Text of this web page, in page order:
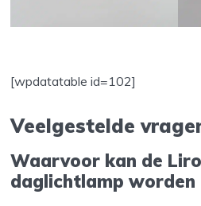
[wpdatatable id=102]
Veelgestelde
Waarvoor kan de
daglichtlamp worden